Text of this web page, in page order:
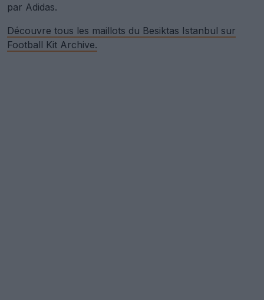
par Adidas.
Découvre tous les maillots du Besiktas Istanbul sur
Football Kit Archive.